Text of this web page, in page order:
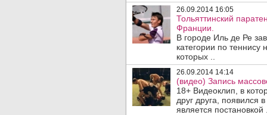
26.09.2014 16:05
Тольяттинский
Франции.
В городе Иль де Ре
категории по теннису
которых ..
26.09.2014 14:14
(видео) Запись
18+ Видеоклип, в
друг друга, появился
является постановкой